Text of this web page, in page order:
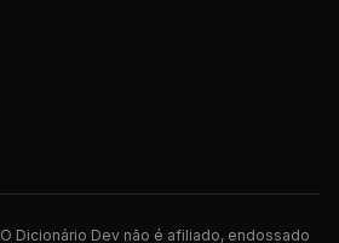
O Dicionário Dev não é afiliado, endossado